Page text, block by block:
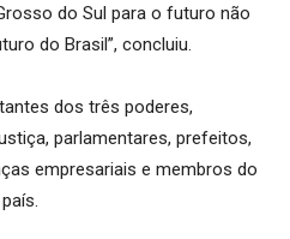
do Sul para o futuro não
do Brasil”, concluiu.
dos três poderes,
parlamentares, prefeitos,
empresariais e membros do